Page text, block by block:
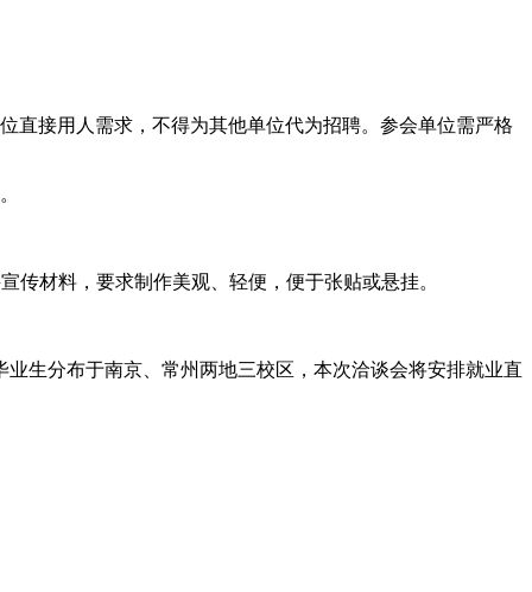
直接用人需求，不得为其他单位代为招聘。参会单位需严格
传材料，要求制作美观、轻便，便于张贴或悬挂。
业生分布于南京、常州两地三校区，本次洽谈会将安排就业直